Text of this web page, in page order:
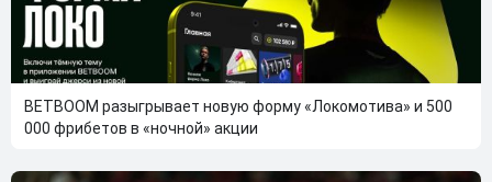
BETBOOM разыгрывает новую форму «Локомотива» и 500
000 фрибетов в «ночной» акции